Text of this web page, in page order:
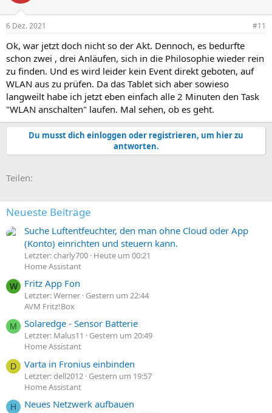
6 Dez. 2021 #11
Ok, war jetzt doch nicht so der Akt. Dennoch, es bedurfte
schon zwei , drei Anläufen, sich in die Philosophie wieder rein
zu finden. Und es wird leider kein Event direkt geboten, auf
WLAN aus zu prüfen. Da das Tablet sich aber sowieso
langweilt habe ich jetzt eben einfach alle 2 Minuten den Task
"WLAN anschalten" laufen. Mal sehen, ob es geht.
Du musst dich einloggen oder registrieren, um hier zu
antworten.
Teilen:
Neueste Beiträge
Suche Luftentfeuchter, den man ohne Cloud oder App
(Konto) einrichten und steuern kann.
Letzter: charly700 Heute um 00:21
Home Assistant
W Fritz App Fon
Letzter: Werner Gestern um 22:44
AVM Fritz!Box
M Solaredge - Sensor Batterie
Letzter: Malus11
Gestern um 20:49
Home Assistant
D Varta in Fronius einbinden
Letzter: dell2012 Gestern um 19:57
Home Assistant
H Neues Netzwerk aufbauen